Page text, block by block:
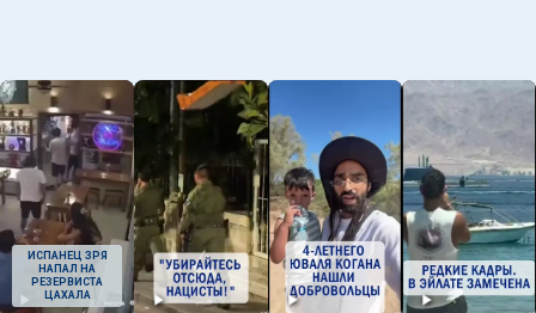
ИСПАНЕЦ ЗРЯ
НАПАЛ НА
РЕЗЕРВИСТА
ЦАХАЛА